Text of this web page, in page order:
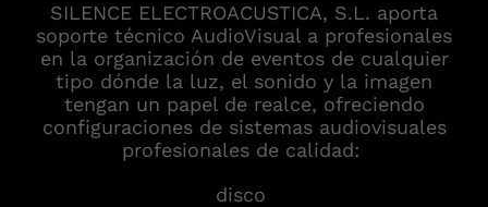
SILENCE ELECTROACUSTICA, S.L. aporta
soporte técnico AudioVisual a profesionales
en la organización de eventos de cualquier
tipo dónde la luz, el sonido y la imagen
tengan un papel de realce, ofreciendo
configuraciones de sistemas audiovisuales
profesionales de calidad:
disco